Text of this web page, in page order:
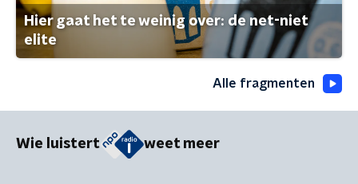
Hier gaat het te weinig over: de net-niet
elite
Alle fragmenten
Wie luistert weet meer